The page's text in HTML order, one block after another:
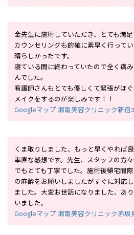
金先生に施術していただき、とても満足
カウンセリングも的確に素早く行って
晴らしかったです。
寝ている間に終わっていたので全く痛
んでした。
看護師さんもとても優しくて緊張がほぐ
メイクをするのが楽しみです！！
Googleマップ 湘南美容クリニック新宿
くま取りしました、もっと早くやれば
率直な感想です。先生、スタッフの方
でもとても丁寧でした。施術後帰宅間
の麻酔をお願いしましたがすぐに対応
ました。大変お世話になりました、あ
いました。
Googleマップ 湘南美容クリニック赤坂